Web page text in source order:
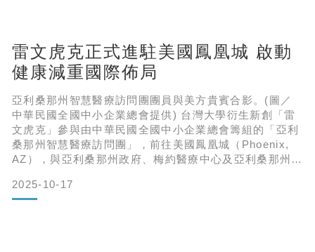
雷文虎克正式進駐美國鳳凰城 啟動
健康減重國際佈局
亞利桑那州智慧醫療訪問團團員與美方貴賓合影。(圖／
中華民國全國中小企業總會提供) 台灣大學衍生新創「雷
文虎克」參與由中華民國全國中小企業總會籌組的「亞利
桑那州智慧醫療訪問團」，前往美國鳳凰城（Phoenix,
AZ），與亞利桑那州政府、梅約醫療中心及亞利桑那州立
不僅是短期交流，雷文虎克亦宣布正式進駐美國鳳凰城醫
療創新核心區 Phoenix Bioscience Core (850PBC)，成
2025-10-17